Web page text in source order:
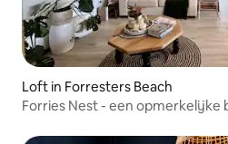
Loft in Forresters Beach
Forries Nest - een